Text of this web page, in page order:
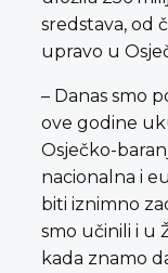
sredstava, od
upravo u
– Danas smo
ove godine
Osječko-
nacionalna i
biti iznimno
smo učinili i u
kada znamo